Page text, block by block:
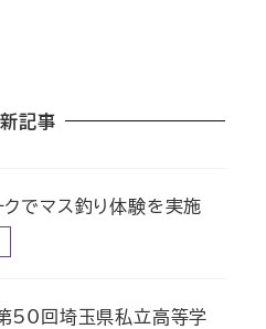
記事
クでマス釣り体験を実施
第50回埼玉県私立高等学